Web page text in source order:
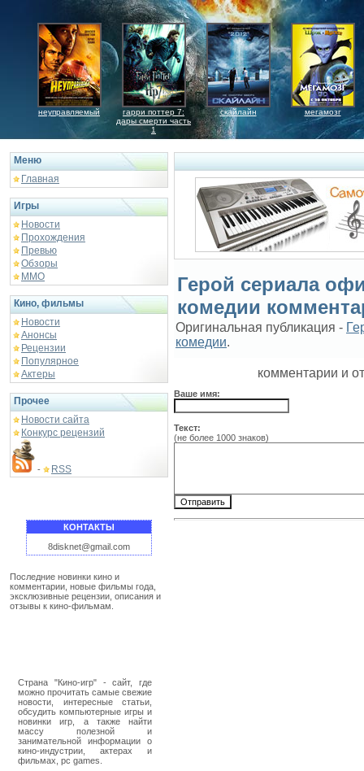
неуправляемый
гарри поттер 7:
дары смерти часть
1
скайлайн мегамозг
Меню
Главная
Игры
Новости
Прохождения
Превью
Обзоры
ММО
Кино, фильмы
Новости
Анонсы
Рецензии
Популярное
Актеры
Прочее
Новости сайта
Конкурс рецензий
- RSS
КОНТАКТЫ
8disknet@gmail.com
Последние новинки кино и
комментарии, новые фильмы года,
эксклюзивные рецензии, описания и
отзывы к кино-фильмам.
Страна "Кино-игр" - сайт, где
можно прочитать самые свежие
новости, интересные статьи,
обсудить компьютерные игры и
новинки игр, а также найти
массу полезной и
занимательной информации о
кино-индустрии, актерах и
фильмах, pc games.
Герой сериала
комедии
Оригинальная публикация -
комедии.
комментарии и
Ваше имя:
Текст:
(не более 1000 знаков)